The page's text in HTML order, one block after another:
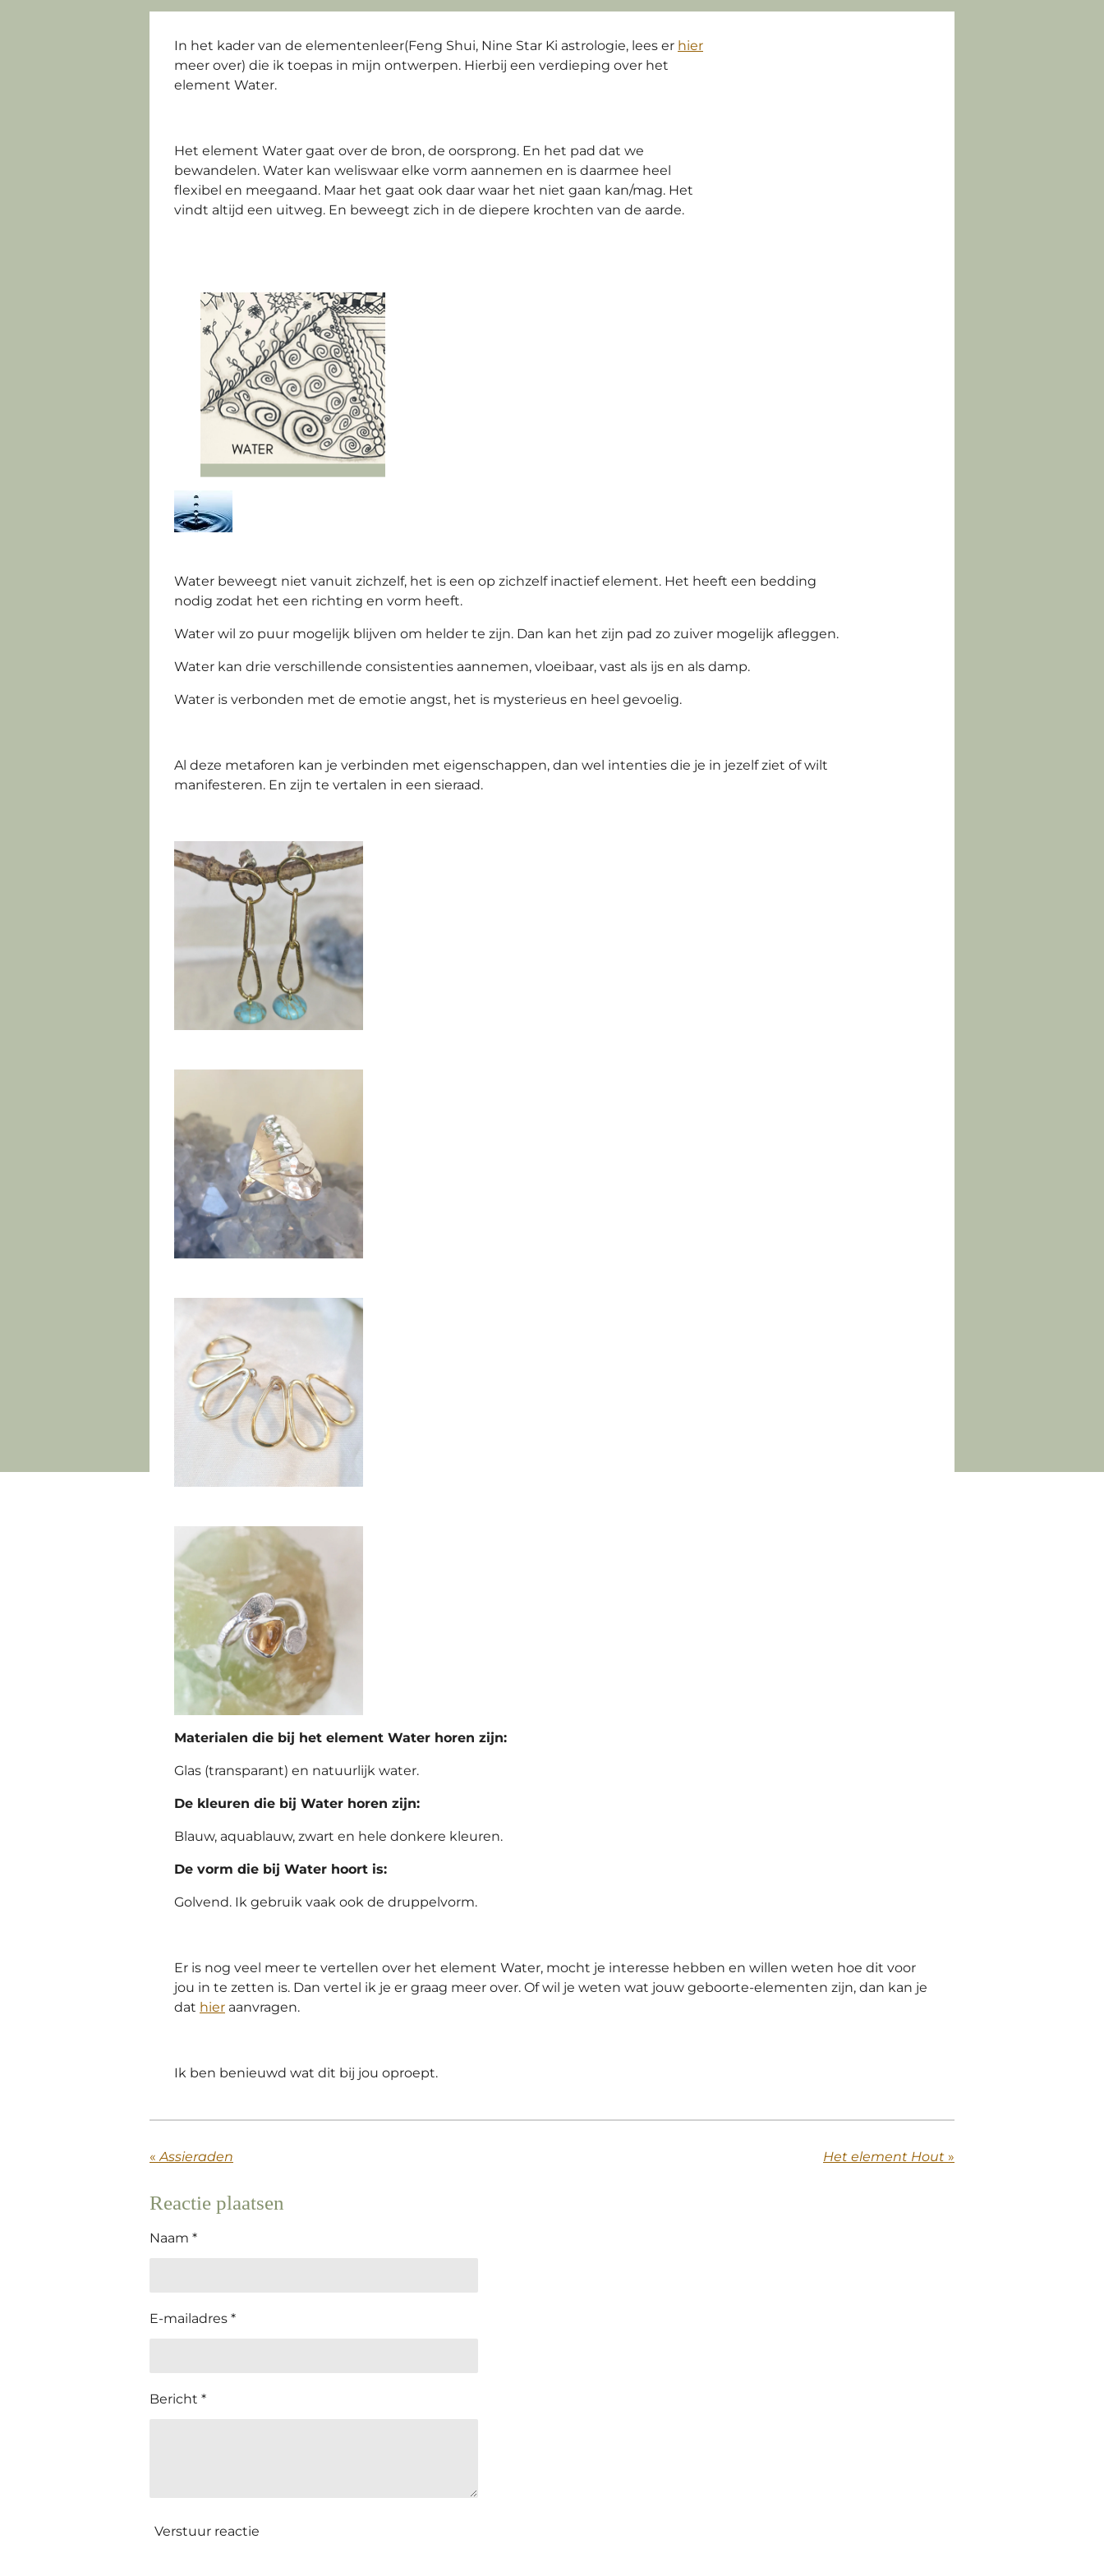
In het kader van de elementenleer(Feng Shui, Nine Star Ki astrologie, lees er hier
meer over) die ik toepas in mijn ontwerpen. Hierbij een verdieping over het
element Water.
Het element Water gaat over de bron, de oorsprong. En het pad dat we
bewandelen. Water kan weliswaar elke vorm aannemen en is daarmee heel
flexibel en meegaand. Maar het gaat ook daar waar het niet gaan kan/mag. Het
vindt altijd een uitweg. En beweegt zich in de diepere krochten van de aarde.
Water beweegt niet vanuit zichzelf, het is een op zichzelf inactief element. Het heeft een bedding
nodig zodat het een richting en vorm heeft.
Water wil zo puur mogelijk blijven om helder te zijn. Dan kan het zijn pad zo zuiver mogelijk afleggen.
Water kan drie verschillende consistenties aannemen, vloeibaar, vast als ijs en als damp.
Water is verbonden met de emotie angst, het is mysterieus en heel gevoelig.
Al deze metaforen kan je verbinden met eigenschappen, dan wel intenties die je in jezelf ziet of wilt
manifesteren. En zijn te vertalen in een sieraad.
Materialen die bij het element Water horen zijn:
Glas (transparant) en natuurlijk water.
De kleuren die bij Water horen zijn:
Blauw, aquablauw, zwart en hele donkere kleuren.
De vorm die bij Water hoort is:
Golvend. Ik gebruik vaak ook de druppelvorm.
Er is nog veel meer te vertellen over het element Water, mocht je interesse hebben en willen weten hoe dit voor
jou in te zetten is. Dan vertel ik je er graag meer over. Of wil je weten wat jouw geboorte-elementen zijn, dan kan je
dat hier aanvragen.
Ik ben benieuwd wat dit bij jou oproept.
« Assieraden Het element Hout »
Reactie plaatsen
Naam *
E-mailadres *
Bericht *
Verstuur reactie